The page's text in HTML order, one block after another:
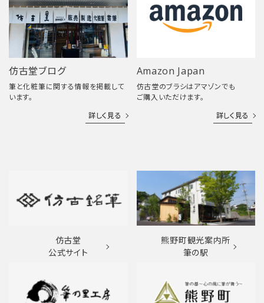
仿古堂ブログ
筆と化粧筆に関する情報を掲載して
います。
詳しく見る
Amazon Japan
仿古堂のブラシはアマゾンでも
ご購入いただけます。
詳しく見る
仿古堂
公式サイト
熊野町観光案内所
筆の駅